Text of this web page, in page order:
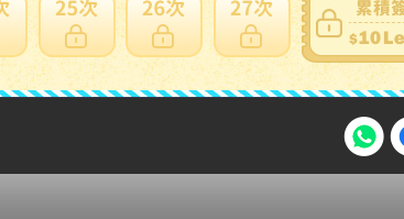
ゲーム開発テクニック／西根幸洋(著者),ねこじょーかー